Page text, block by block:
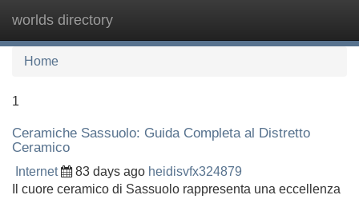
worlds directory
Home
1
Ceramiche Sassuolo: Guida Completa al Distretto
Ceramico
Internet 83 days ago heidisvfx324879
Il cuore ceramico di Sassuolo rappresenta una eccellenza